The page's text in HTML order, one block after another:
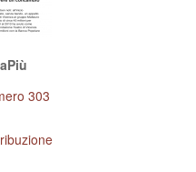
303